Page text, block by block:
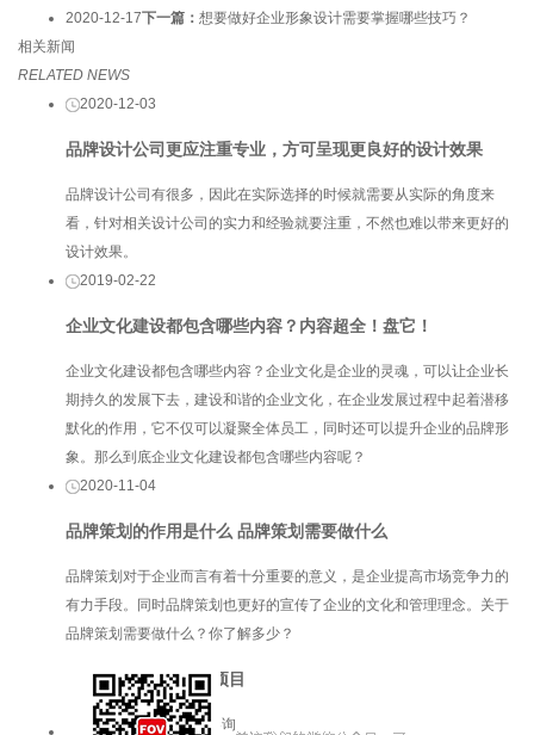
2020-12-17下一篇： 想要做好企业形象设计需要掌握哪些技巧？
相关新闻
RELATED NEWS
2020-12-03
品牌设计公司更应注重专业，方可呈现更良好的设计效果
品牌设计公司有很多，因此在实际选择的时候就需要从实际的角度来
看，针对相关设计公司的实力和经验就要注重，不然也难以带来更好的
设计效果。
2019-02-22
企业文化建设都包含哪些内容？内容超全！盘它！
企业文化建设都包含哪些内容？企业文化是企业的灵魂，可以让企业长
期持久的发展下去，建设和谐的企业文化，在企业发展过程中起着潜移
默化的作用，它不仅可以凝聚全体员工，同时还可以提升企业的品牌形
象。那么到底企业文化建设都包含哪些内容呢？
2020-11-04
品牌策划的作用是什么 品牌策划需要做什么
品牌策划对于企业而言有着十分重要的意义，是企业提高市场竞争力的
有力手段。同时品牌策划也更好的宣传了企业的文化和管理理念。关于
品牌策划需要做什么？你了解多少？
服务项目
品牌咨询